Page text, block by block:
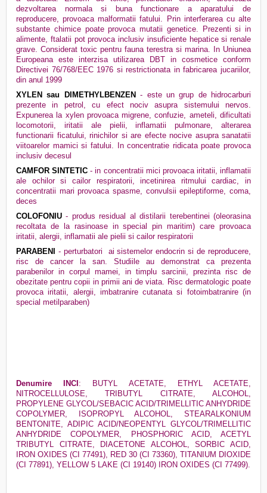
dezvoltarea normala si buna functionare a aparatului de
reproducere, provoaca malformatii fatului. Prin interferarea cu alte
substante chimice poate provoca mutatii genetice. Prezenti si in
alimente, ftalatii pot provoca inclusiv insuficiente hepatice si renale
grave. Considerat toxic pentru fauna terestra si marina. In Uniunea
Europeana este interzisa utilizarea DBT in cosmetice conform
Directivei 76/768/EEC 1976 si restrictionata in fabricarea jucariilor,
din anul 1999
XYLEN sau DIMETHYLBENZEN - este un grup de hidrocarburi
prezente in petrol, cu efect nociv asupra sistemului nervos.
Expunerea la xylen provoaca migrene, confuzie, ameteli, dificultati
locomotorii, iritatii ale pielii, inflamatii pulmonare, alterarea
functionarii ficatului, rinichilor si are efecte nocive asupra sanatatii
viitoarelor mamici si fatului. In concentratie ridicata poate provoca
inclusiv decesul
CAMFOR SINTETIC - in concentratii mici provoaca iritatii, inflamatii
ale ochilor si cailor respiratorii, incetinirea ritmului cardiac, in
concentratii mari provoaca spasme, convulsii epileptiforme, coma,
deces
COLOFONIU - produs residual al distilarii terebentinei (oleorasina
recoltata de la rasinoase in special pin maritim) care provoaca
iritatii, alergii, inflamatii ale pielii si cailor respiratorii
PARABENI
- perturbatori
ai sistemelor endocrin si de reproducere,
risc de cancer la san. Studiile au demonstrat ca prezenta
parabenilor in corpul mamei, in timplu sarcinii, prezinta risc de
obezitate pentru copii in primii ani de viata. Risc dermatologic poate
provoca iritatii, alergii, imbatranire cutanata si fotoimbatranire (in
special metilparaben)
Denumire INCI :
BUTYL ACETATE, ETHYL ACETATE,
NITROCELLULOSE, TRIBUTYL CITRATE, ALCOHOL,
PROPYLENE GLYCOL/SEBACIC ACID/TRIMELLITIC ANHYDRIDE
COPOLYMER, ISOPROPYL ALCOHOL, STEARALKONIUM
BENTONITE, ADIPIC ACID/NEOPENTYL GLYCOL/TRIMELLITIC
ANHYDRIDE COPOLYMER, PHOSPHORIC ACID, ACETYL
TRIBUTYL CITRATE, DIACETONE ALCOHOL, SORBIC ACID,
IRON OXIDES (CI 77491), RED 30 (CI 73360), TITANIUM DIOXIDE
(CI 77891), YELLOW 5 LAKE (CI 19140) IRON OXIDES (CI 77499).